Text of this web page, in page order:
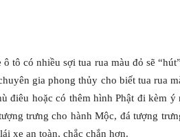
tô có nhiều sợi tua rua màu đỏ sẽ
gia phong thủy cho biết tua rua
điêu hoặc có thêm hình Phật đi kèm ý
trưng cho hành Mộc, đá tượng
xe an toàn, chắc chắn hơn.